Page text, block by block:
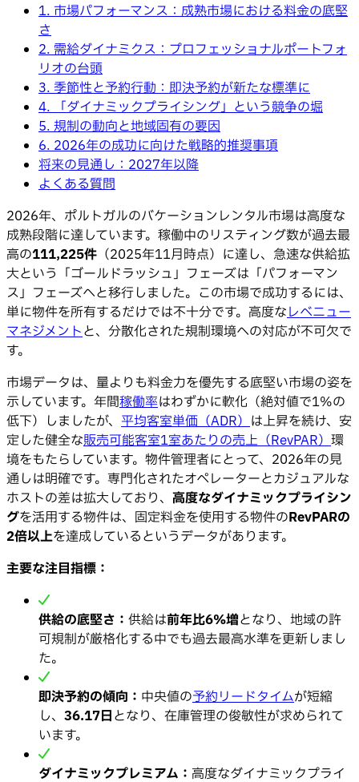
1. 市場パフォーマンス：成熟市場における料金の底堅
さ
2. 需給ダイナミクス：プロフェッショナルポートフォ
リオの台頭
3. 季節性と予約行動：即決予約が新たな標準に
4. 「ダイナミックプライシング」という競争の堀
5. 規制の動向と地域固有の要因
6. 2026年の成功に向けた戦略的推奨事項
将来の見通し：2027年以降
よくある質問
2026年、ポルトガルのバケーションレンタル市場は高度な
成熟段階に達しています。稼働中のリスティング数が過去最
高の111,225件 （2025年11月時点）に達し、急速な供給拡
大という「ゴールドラッシュ」フェーズは「パフォーマン
ス」フェーズへと移行しました。この市場で成功するには、
単に物件を所有するだけでは不十分です。高度なレベニュー
マネジメントと、分散化された規制環境への対応が不可欠で
す。
市場データは、量よりも料金力を優先する底堅い市場の姿を
示しています。年間稼働率はわずかに軟化（絶対値で1%の
低下）しましたが、 平均客室単価（ADR）は上昇を続け、安
定した健全な販売可能客室1室あたりの売上（RevPAR）環
境をもたらしています。物件管理者にとって、2026年の見
通しは明確です。専門化されたオペレーターとカジュアルな
ホストの差は拡大しており、 高度なダイナミックプライシン
グを活用する物件は、固定料金を使用する物件のRevPARの
2倍以上を達成しているというデータがあります。
主要な注目指標：
供給の底堅さ： 供給は前年比6%増となり、地域の許
可規制が厳格化する中でも過去最高水準を更新しまし
た。
即決予約の傾向： 中央値の予約リードタイムが短縮
し、 36.17日となり、在庫管理の俊敏性が求められて
います。
ダイナミックプレミアム： 高度なダイナミックプライ